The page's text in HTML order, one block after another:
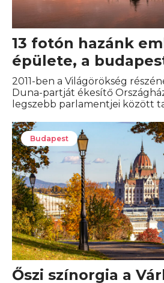
13 fotón hazánk
épülete, a
2011-ben a Világörökség
Duna-partját ékesítő
legszebb parlamentjei között
Budapest
Őszi színorgia a